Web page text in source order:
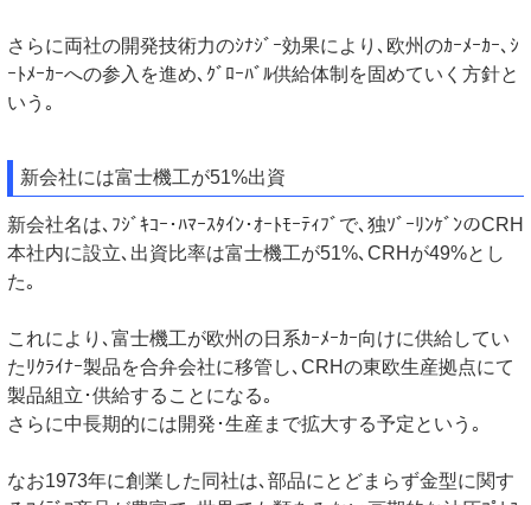
さらに両社の開発技術力のｼﾅｼﾞｰ効果により､欧州のｶｰﾒｰｶｰ､ｼ
ｰﾄﾒｰｶｰへの参入を進め､ｸﾞﾛｰﾊﾞﾙ供給体制を固めていく方針と
いう｡
新会社には富士機工が51%出資
新会社名は､ﾌｼﾞｷｺｰ･ﾊﾏｰｽﾀｲﾝ･ｵｰﾄﾓｰﾃｨﾌﾞで､独ｿﾞｰﾘﾝｹﾞﾝのCRH
本社内に設立､出資比率は富士機工が51%､CRHが49%とし
た｡
これにより､富士機工が欧州の日系ｶｰﾒｰｶｰ向けに供給してい
たﾘｸﾗｲﾅｰ製品を合弁会社に移管し､CRHの東欧生産拠点にて
製品組立･供給することになる｡
さらに中長期的には開発･生産まで拡大する予定という｡
なお1973年に創業した同社は､部品にとどまらず金型に関す